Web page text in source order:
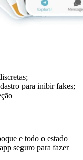
para inibir fakes;
e todo o estado
seguro para fazer